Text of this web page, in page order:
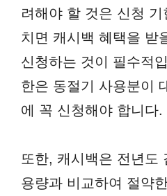
려해야 할 것은 신청
치면 캐시백 혜택을 받
신청하는 것이 필수적
한은 동절기 사용분이
에 꼭 신청해야 합니다.
또한, 캐시백은 전년도
용량과 비교하여 절약